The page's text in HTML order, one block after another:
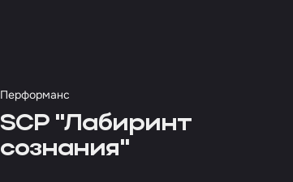
Перформанс
SCP "Лабиринт
сознания"